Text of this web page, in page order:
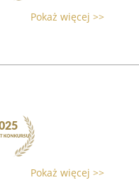
Pokaż więcej >>
Pokaż więcej >>